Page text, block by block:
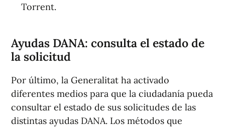
Torrent.
Ayudas DANA: consulta el estado de
la solicitud
Por último, la Generalitat ha activado
diferentes medios para que la ciudadanía pueda
consultar el estado de sus solicitudes de las
distintas ayudas DANA. Los métodos que